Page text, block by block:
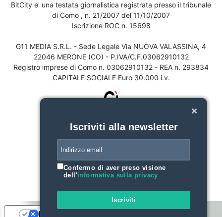
BitCity e' una testata giornalistica registrata presso il tribunale
di Como , n. 21/2007 del 11/10/2007
Iscrizione ROC n. 15698
G11 MEDIA S.R.L. - Sede Legale Via NUOVA VALASSINA, 4
22046 MERONE (CO) - P.IVA/C.F.03062910132
Registro imprese di Como n. 03062910132 - REA n. 293834
CAPITALE SOCIALE Euro 30.000 i.v.
Iscriviti alla newsletter
Confermo di aver preso visione
dell'informativa sulla privacy
Iscriviti
Le tue preferenze relative alla privacy